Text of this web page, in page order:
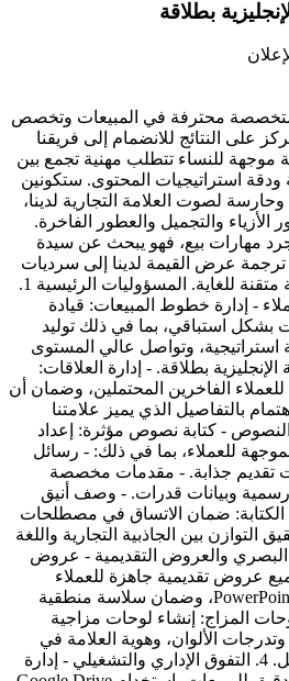
بطلاقة
متخصصة محترفة في المبيعات وتخصص
على النتائج للانضمام إلى فريقنا
موجهة للنساء تتطلب مهنية تجمع بين
ودقة استراتيجيات المحتوى. ستكونين
لصوت العلامة التجارية لدينا،
الأزياء والتجميل والعطور الفاخرة.
مهارات بيع، فهو يبحث عن سيدة
ترجمة عرض القيمة لدينا إلى سرديات
قوية وعروض تقديمية بصرية متقنة للغاية. المسؤوليات الرئيسية 1.
- إدارة خطوط المبيعات: قيادة
بشكل استباقي، بما في ذلك توليد
استراتيجية، وتواصل عالي المستوى
الإنجليزية بطلاقة. - إدارة العلاقات:
الفاخرين المحتملين، وضمان أن
بالتفاصيل الذي يميز علامتنا
وكتابة النصوص - كتابة نصوص مؤثرة: إعداد
للعملاء، بما في ذلك: - رسائل
تقديم جذابة. - مقدمات مخصصة
رسمية وبيانات قدرات. - وصف أنيق
الكتابة: ضمان الاتساق في مصطلحات
التوازن بين الجاذبية التجارية واللغة
3. التصميم البصري والعروض التقديمية - عروض
عروض تقديمية جاهزة للعملاء
باستخدام Google Slides أو PowerPoint، وضمان سلاسة منطقية
المزاج: إنشاء لوحات مزاجية
الألوان، وهوية العلامة في
سرد بصري معتمد من العميل. 4. التفوق الإداري والتشغيلي - إدارة